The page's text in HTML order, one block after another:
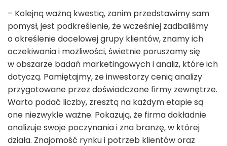
– Kolejną ważną kwestią, zanim przedstawimy sam
pomysł, jest podkreślenie, że wcześniej zadbaliśmy
o określenie docelowej grupy klientów, znamy ich
oczekiwania i możliwości, świetnie poruszamy się
w obszarze badań marketingowych i analiz, które ich
dotyczą. Pamiętajmy, że inwestorzy cenią analizy
przygotowane przez doświadczone firmy zewnętrze.
Warto podać liczby, zresztą na każdym etapie są
one niezwykle ważne. Pokazują, że firma dokładnie
analizuje swoje poczynania i zna branżę, w której
działa. Znajomość rynku i potrzeb klientów oraz